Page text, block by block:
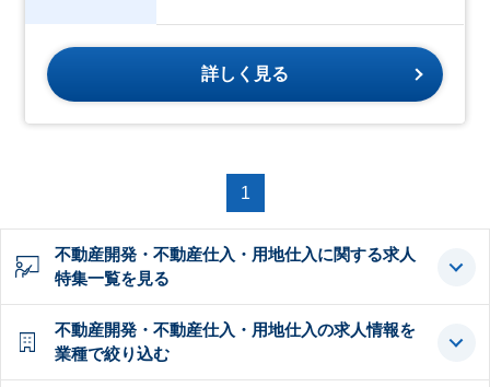
詳しく見る
1
不動産開発・不動産仕入・用地仕入に関する求人
特集一覧を見る
不動産開発・不動産仕入・用地仕入の求人情報を
業種で絞り込む